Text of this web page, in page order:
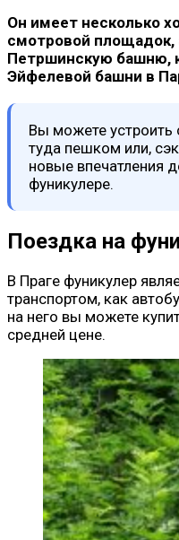
Он имеет несколько
смотровой
Петршинскую башню,
Эйфелевой башни в
Вы можете устроить
туда пешком или,
новые впечатления
фуникулере.
Поездка на
В Праге фуникулер
транспортом, как
на него вы можете
средней цене.